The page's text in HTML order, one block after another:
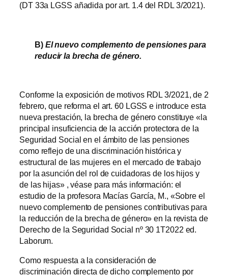
(DT 33a LGSS añadida por art. 1.4 del RDL 3/2021).
B) El nuevo complemento de pensiones para
reducir la brecha de género.
Conforme la exposición de motivos RDL 3/2021, de 2
febrero, que reforma el art. 60 LGSS e introduce esta
nueva prestación, la brecha de género constituye «la
principal insuficiencia de la acción protectora de la
Seguridad Social en el ámbito de las pensiones
como reflejo de una discriminación histórica y
estructural de las mujeres en el mercado de trabajo
por la asunción del rol de cuidadoras de los hijos y
de las hijas» , véase para más información: el
estudio de la profesora Macías García, M., «Sobre el
nuevo complemento de pensiones contributivas para
la reducción de la brecha de género» en la revista de
Derecho de la Seguridad Social nº 30 1T2022 ed.
Laborum.
Como respuesta a la consideración de
discriminación directa de dicho complemento por